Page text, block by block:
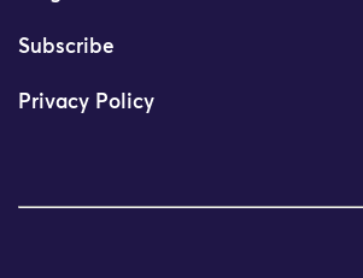
Subscribe
Privacy Policy